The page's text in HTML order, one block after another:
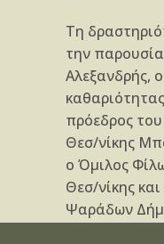
Τη
την
Αλεξανδρής,
πρόεδρος
Θεσ/νίκης
ο Όμιλος
Θεσ/νίκης
Ψαράδων